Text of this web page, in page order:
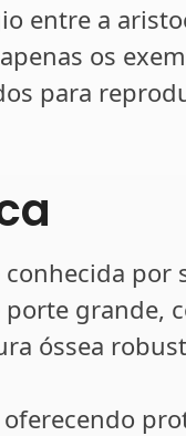
entre a
os
para
por
porte grande,
óssea